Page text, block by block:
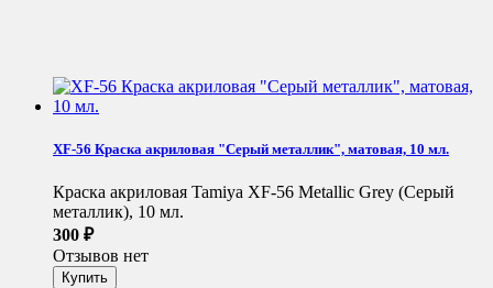
XF-56 Краска акриловая "Серый металлик", матовая, 10 мл.
Краска акриловая Tamiya XF-56 Metallic Grey (Серый
металлик), 10 мл.
300 ₽
Отзывов нет